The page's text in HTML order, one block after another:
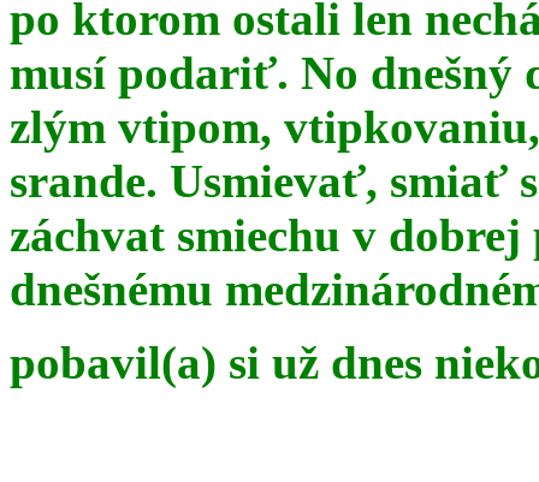
po ktorom ostali len
musí podariť. No dnešný
zlým vtipom,
srande. Usmievať, smiať
záchvat smiechu v
dnešnému
pobavil(a) si už dnes